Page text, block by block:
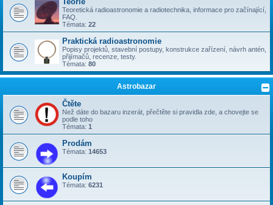
Teoretická radioastronomie a radiotechnika, informace pro začínající,
FAQ.
Témata: 22
Praktická radioastronomie
Popisy projektů, stavební postupy, konstrukce zařízení, návrh antén,
přijímačů, recenze, testy.
Témata: 80
Astrobazar
Čtěte
Než dáte do bazaru inzerát, přečtěte si pravidla zde, a chovejte se
podle toho
Témata: 1
Prodám
Témata: 14653
Koupím
Témata: 6231